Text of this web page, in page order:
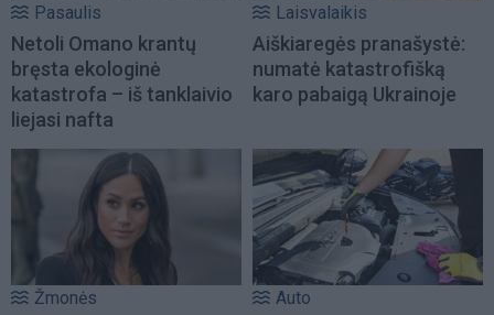
Pasaulis
Netoli Omano krantų
bręsta ekologinė
katastrofa – iš tanklaivio
liejasi nafta
Laisvalaikis
Aiškiaregės pranašystė:
numatė katastrofišką
karo pabaigą Ukrainoje
Žmonės Auto